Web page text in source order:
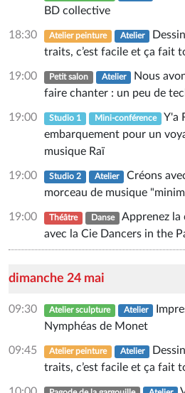
BD collective
18:30 Atelier peinture Atelier
traits, c’est facile et ça fait
19:00 Petit salon Atelier Nous
faire chanter : un peu de
19:00 Studio 1 Mini-conférence Y'a
embarquement pour un
musique Raï
19:00 Studio 2 Atelier Créons
morceau de musique
19:00 Théâtre Danse Apprenez la
avec la Cie Dancers in the
dimanche 24 mai
09:30 Atelier sculpture Atelier
Nymphéas de Monet
09:45 Atelier peinture Atelier
traits, c’est facile et ça fait